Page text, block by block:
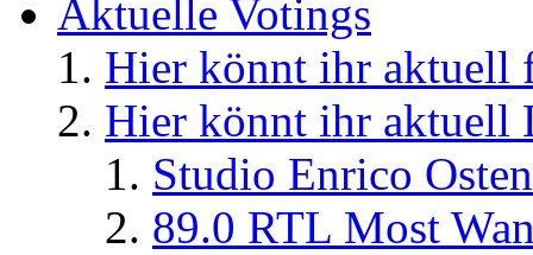
Aktuelle Votings
Hier könnt ihr aktuell
Hier könnt ihr aktuell
Studio Enrico
89.0 RTL Most